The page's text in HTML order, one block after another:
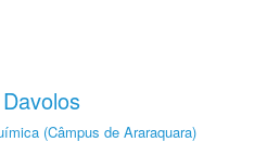
(Câmpus de Araraquara)